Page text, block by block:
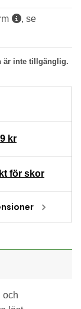
, se
är inte tillgänglig.
kr
för skor
och